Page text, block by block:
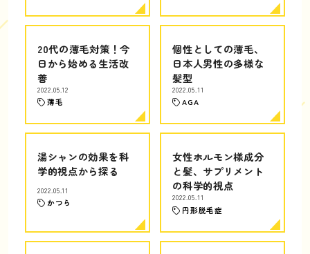
20代の薄毛対策！今
日から始める生活改
善
2022.05.12
薄毛
個性としての薄毛、
日本人男性の多様な
髪型
2022.05.11
AGA
湯シャンの効果を科
学的視点から探る
2022.05.11
かつら
女性ホルモン様成分
と髪、サプリメント
の科学的視点
2022.05.11
円形脱毛症